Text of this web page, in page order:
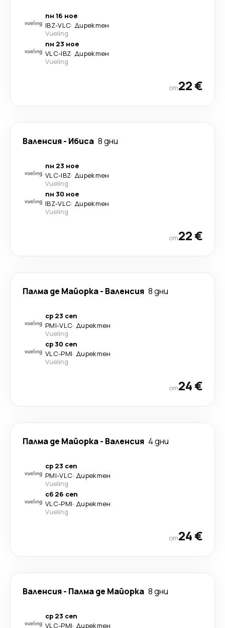
пн 16 ное
IBZ-VLC· Директен
Vueling
пн 23 ное
VLC-IBZ· Директен
Vueling
от22 €
Валенсия- Ибиса 8 дни
пн 23 ное
VLC-IBZ· Директен
Vueling
пн 30 ное
IBZ-VLC· Директен
Vueling
от22 €
Палма де Майорка- Валенсия 8 дни
ср 23 сеп
PMI-VLC· Директен
Vueling
ср 30 сеп
VLC-PMI· Директен
Vueling
от24 €
Палма де Майорка- Валенсия 4 дни
ср 23 сеп
PMI-VLC· Директен
Vueling
сб 26 сеп
VLC-PMI· Директен
Vueling
от24 €
Валенсия- Палма де Майорка 8 дни
ср 23 сеп
VLC-PMI· Директен